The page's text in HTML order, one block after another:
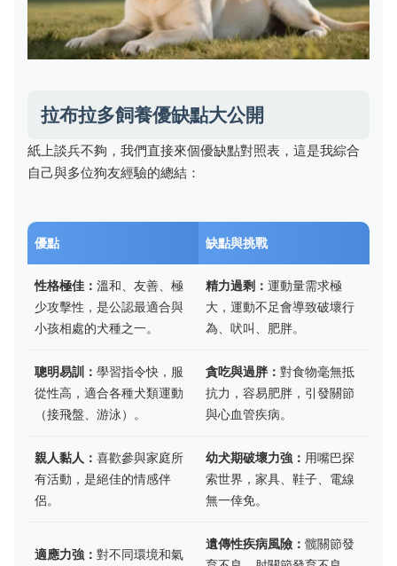
拉布拉多飼養優缺點大公開
紙上談兵不夠，我們直接來個優缺點對照表，這是我綜合
自己與多位狗友經驗的總結：
優點 缺點與挑戰
性格極佳： 溫和、友善、極
少攻擊性，是公認最適合與
小孩相處的犬種之一。
精力過剩： 運動量需求極
大，運動不足會導致破壞行
為、吠叫、肥胖。
聰明易訓： 學習指令快，服
從性高，適合各種犬類運動
（接飛盤、游泳）。
貪吃與過胖： 對食物毫無抵
抗力，容易肥胖，引發關節
與心血管疾病。
親人黏人： 喜歡參與家庭所
有活動，是絕佳的情感伴
侶。
幼犬期破壞力強： 用嘴巴探
索世界，家具、鞋子、電線
無一倖免。
適應力強： 對不同環境和氣
遺傳性疾病風險： 髋關節發